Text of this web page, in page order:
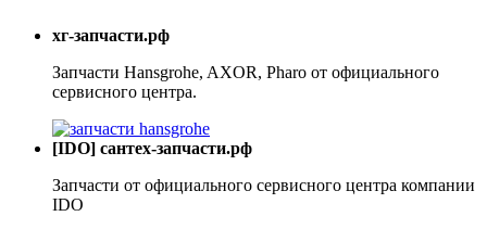
хг-запчасти.рф
Запчасти Hansgrohe, AXOR, Pharo от официального
сервисного центра.
[IDO] сантех-запчасти.рф
Запчасти от официального сервисного центра компании
IDO